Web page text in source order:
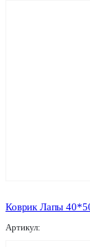
Коврик Лапы
Артикул: